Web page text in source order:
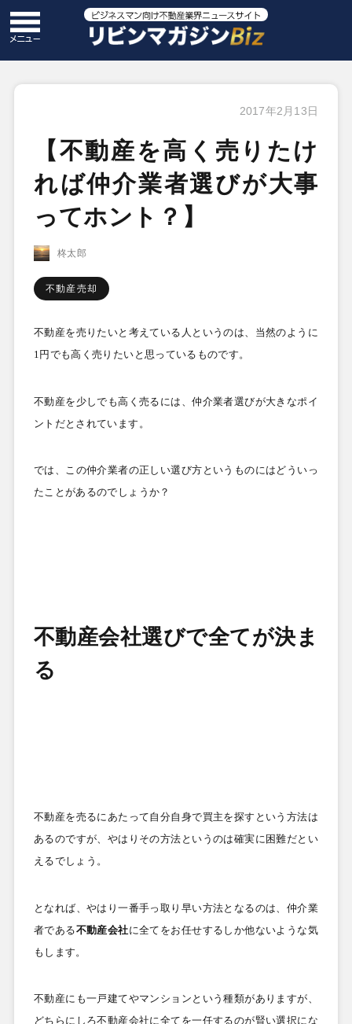
2017年2月13日
【不動産を高く売りたけ
れば仲介業者選びが大事
ってホント？】
柊太郎
不動産売却
不動産を売りたいと考えている人というのは、当然のように
1 円でも高く売りたいと思っているものです。
不動産を少しでも高く売るには、仲介業者選びが大きなポイ
ントだとされています。
では、この仲介業者の正しい選び方というものにはどういっ
たことがあるのでしょうか？
不動産会社選びで全てが決ま
る
不動産を売るにあたって自分自身で買主を探すという方法は
あるのですが、やはりその方法というのは確実に困難だとい
えるでしょう。
となれば、やはり一番手っ取り早い方法となるのは、仲介業
者である不動産会社に全てをお任せするしか他ないような気
もします。
不動産にも一戸建てやマンションという種類がありますが、
どちらにしろ不動産会社に全てを一任するのが賢い選択にな